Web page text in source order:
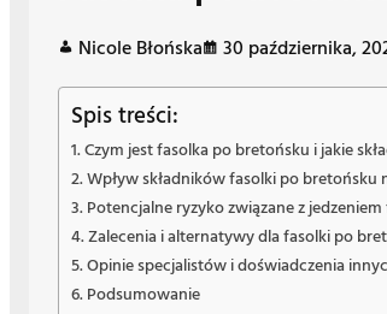
Nicole Błońska 30 października,
Spis treści:
Czym jest fasolka po bretońsku i jakie
Wpływ składników fasolki po
Potencjalne ryzyko związane z
Zalecenia i alternatywy dla fasolki po
Opinie specjalistów i doświadczenia
Podsumowanie